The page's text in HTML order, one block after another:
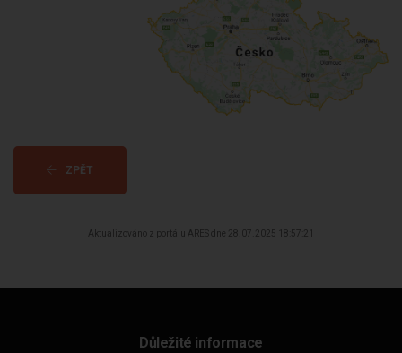
ZPĚT
Aktualizováno z portálu ARES dne 28.07.2025 18:57:21
Důležité informace